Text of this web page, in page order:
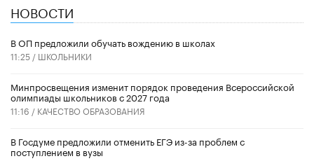
НОВОСТИ
В ОП предложили обучать вождению в школах
11:25 / ШКОЛЬНИКИ
Минпросвещения изменит порядок проведения Всероссийской
олимпиады школьников с 2027 года
11:16 / КАЧЕСТВО ОБРАЗОВАНИЯ
В Госдуме предложили отменить ЕГЭ из-за проблем с
поступлением в вузы